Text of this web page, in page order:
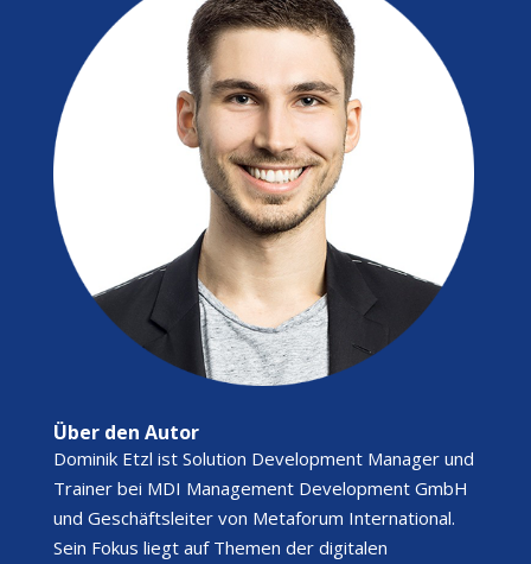
Über den Autor
Dominik Etzl ist Solution Development Manager und
Trainer bei MDI Management Development GmbH
und Geschäftsleiter von Metaforum International.
Sein Fokus liegt auf Themen der digitalen